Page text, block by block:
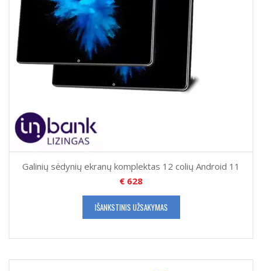
Galinių sėdynių ekranų komplektas 12 colių Android 11
€ 628
IŠANKSTINIS UŽSAKYMAS